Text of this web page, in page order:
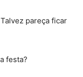
pareça ficar
festa?